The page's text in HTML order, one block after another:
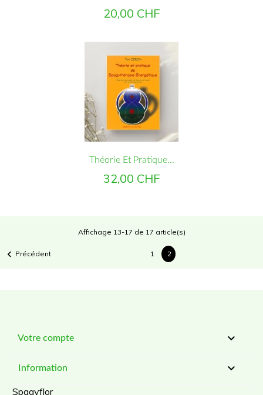
Prix
20,00 CHF
Théorie Et Pratique...
Prix
32,00 CHF
Affichage 13-17 de 17 article(s)
 Précédent 1 2
Spagyflor
Information 
Votre compte 